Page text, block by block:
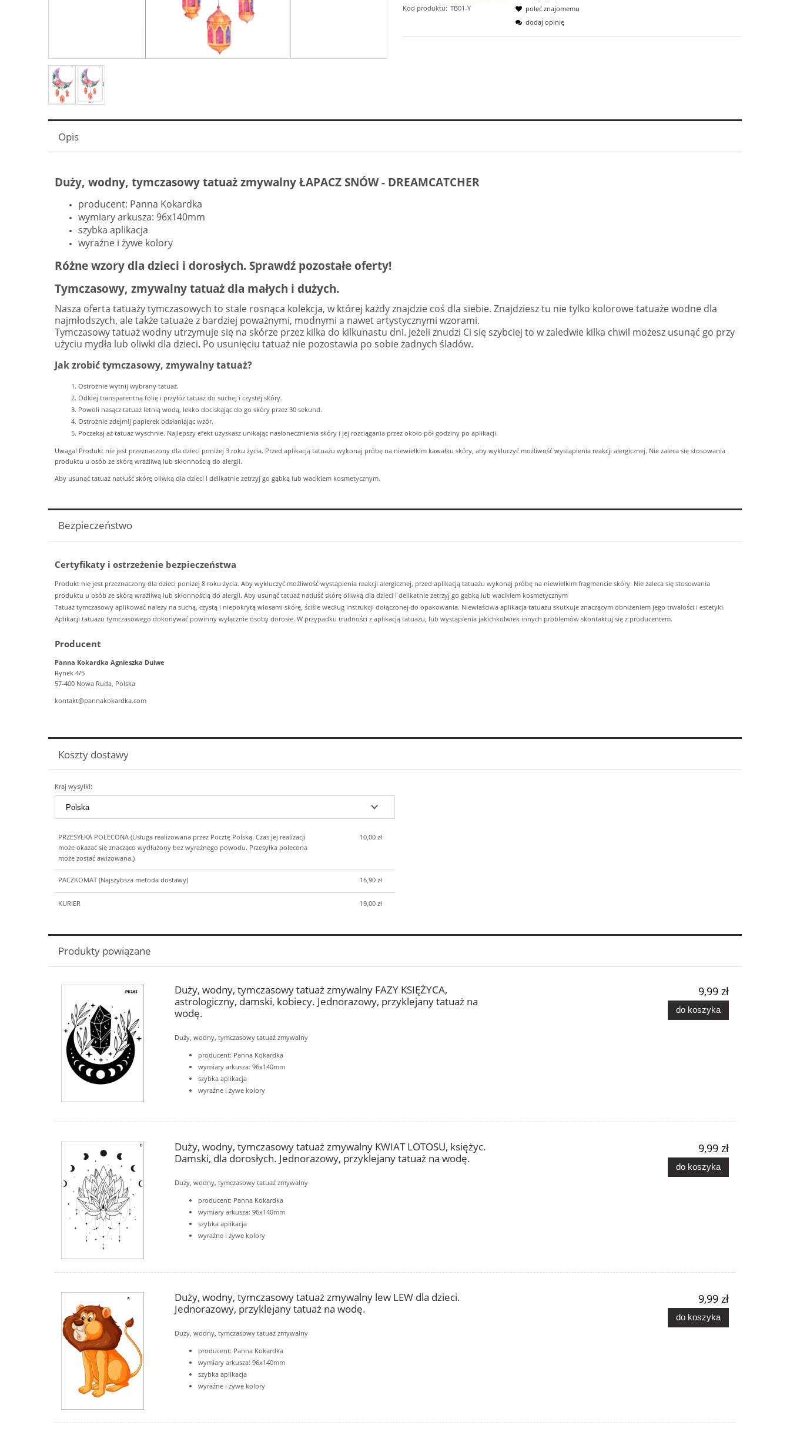
Kod produktu: TB01-Y
poleć znajomemu
dodaj opinię
Opis
Duży, wodny, tymczasowy tatuaż zmywalny ŁAPACZ SNÓW - DREAMCATCHER
producent: Panna Kokardka
wymiary arkusza: 96x140mm
szybka aplikacja
wyraźne i żywe kolory
Różne wzory dla dzieci i dorosłych. Sprawdź pozostałe oferty!
Tymczasowy, zmywalny tatuaż dla małych i dużych.
Nasza oferta tatuaży tymczasowych to stale rosnąca kolekcja, w której każdy znajdzie coś dla siebie. Znajdziesz tu nie tylko kolorowe tatuaże wodne dla
najmłodszych, ale także tatuaże z bardziej poważnymi, modnymi a nawet artystycznymi wzorami.
Tymczasowy tatuaż wodny utrzymuje się na skórze przez kilka do kilkunastu dni. Jeżeli znudzi Ci się szybciej to w zaledwie kilka chwil możesz usunąć go przy
użyciu mydła lub oliwki dla dzieci. Po usunięciu tatuaż nie pozostawia po sobie żadnych śladów.
Jak zrobić tymczasowy, zmywalny tatuaż?
Ostrożnie wytnij wybrany tatuaż.
Odklej transparentną folię i przyłóż tatuaż do suchej i czystej skóry.
Powoli nasącz tatuaż letnią wodą, lekko dociskając do go skóry przez 30 sekund.
Ostrożnie zdejmij papierek odsłaniając wzór.
Poczekaj aż tatuaż wyschnie. Najlepszy efekt uzyskasz unikając nasłonecznienia skóry i jej rozciągania przez około pół godziny po aplikacji.
Uwaga! Produkt nie jest przeznaczony dla dzieci poniżej 3 roku życia. Przed aplikacją tatuażu wykonaj próbę na niewielkim kawałku skóry, aby wykluczyć możliwość wystąpienia reakcji alergicznej. Nie zaleca się stosowania
produktu u osób ze skórą wrażliwą lub skłonnością do alergii.
Aby usunąć tatuaż natłuść skórę oliwką dla dzieci i delikatnie zetrzyj go gąbką lub wacikiem kosmetycznym.
Bezpieczeństwo
Certyfikaty i ostrzeżenie bezpieczeństwa
Produkt nie jest przeznaczony dla dzieci poniżej 8 roku życia. Aby wykluczyć możliwość wystąpienia reakcji alergicznej, przed aplikacją tatuażu wykonaj próbę na niewielkim fragmencie skóry. Nie zaleca się stosowania
produktu u osób ze skórą wrażliwą lub skłonnością do alergii. Aby usunąć tatuaż natłuść skórę oliwką dla dzieci i delikatnie zetrzyj go gąbką lub wacikiem kosmetycznym
Tatuaż tymczasowy aplikować należy na suchą, czystą i niepokrytą włosami skórę, ściśle według instrukcji dołączonej do opakowania. Niewłaściwa aplikacja tatuażu skutkuje znaczącym obniżeniem jego trwałości i estetyki.
Aplikacji tatuażu tymczasowego dokonywać powinny wyłącznie osoby dorosłe. W przypadku trudności z aplikacją tatuażu, lub wystąpienia jakichkolwiek innych problemów skontaktuj się z producentem.
Producent
Panna Kokardka Agnieszka Duiwe
Rynek 4/5
57-400 Nowa Ruda, Polska
kontakt@pannakokardka.com
Koszty dostawy
Kraj wysyłki:
PRZESYŁKA POLECONA(Usługa realizowana przez Pocztę Polską. Czas jej realizacji
może okazać się znacząco wydłużony bez wyraźnego powodu. Przesyłka polecona
może zostać awizowana.)
10,00 zł
PACZKOMAT(Najszybsza metoda dostawy) 16,90 zł
KURIER 19,00 zł
Produkty powiązane
Duży, wodny, tymczasowy tatuaż zmywalny FAZY KSIĘŻYCA,
astrologiczny, damski, kobiecy. Jednorazowy, przyklejany tatuaż na
wodę.
Duży, wodny, tymczasowy tatuaż zmywalny
producent: Panna Kokardka
wymiary arkusza: 96x140mm
szybka aplikacja
wyraźne i żywe kolory
9,99 zł
do koszyka
Duży, wodny, tymczasowy tatuaż zmywalny KWIAT LOTOSU, księżyc.
Damski, dla dorosłych. Jednorazowy, przyklejany tatuaż na wodę.
Duży, wodny, tymczasowy tatuaż zmywalny
producent: Panna Kokardka
wymiary arkusza: 96x140mm
szybka aplikacja
wyraźne i żywe kolory
9,99 zł
do koszyka
Duży, wodny, tymczasowy tatuaż zmywalny lew LEW dla dzieci.
Jednorazowy, przyklejany tatuaż na wodę.
Duży, wodny, tymczasowy tatuaż zmywalny
producent: Panna Kokardka
wymiary arkusza: 96x140mm
szybka aplikacja
wyraźne i żywe kolory
9,99 zł
do koszyka